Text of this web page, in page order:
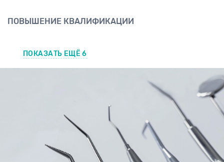
ПОВЫШЕНИЕ КВАЛИФИКАЦИИ
ПОКАЗАТЬ ЕЩЁ 6